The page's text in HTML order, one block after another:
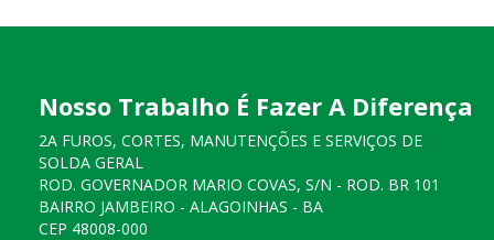
Nosso Trabalho É Fazer A Diferença
2A FUROS, CORTES, MANUTENÇÕES E SERVIÇOS DE
SOLDA GERAL
ROD. GOVERNADOR MARIO COVAS, S/N - ROD. BR 101
BAIRRO JAMBEIRO - ALAGOINHAS - BA
CEP 48008-000